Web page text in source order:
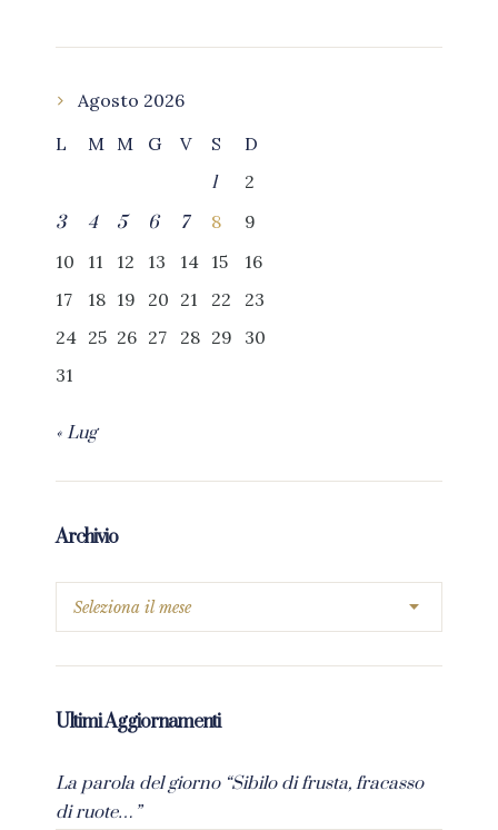
Agosto 2026
L
M M G V S
D
1
2
3
4 5 6 7 8
9
10
11 12 13 14 15
16
17
18 19 20 21 22
23
24 25 26 27 28 29
30
31
« Lug
Archivio
Ultimi Aggiornamenti
La parola del giorno “Sibilo di frusta, fracasso
di ruote…”